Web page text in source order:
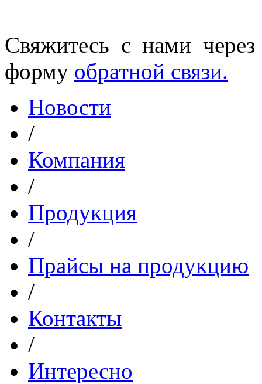
Свяжитесь с нами
форму обратной связи.
Новости
/
Компания
/
Продукция
/
Прайсы на продукцию
/
Контакты
/
Интересно